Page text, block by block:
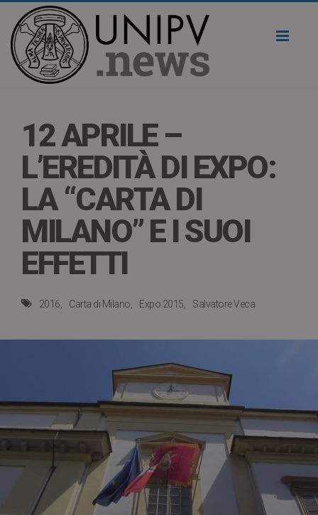
12 APRILE –
L’EREDITÀ DI EXPO:
LA “CARTA DI
MILANO” E I SUOI
EFFETTI
2016 Carta di Milano Expo 2015 Salvatore Veca